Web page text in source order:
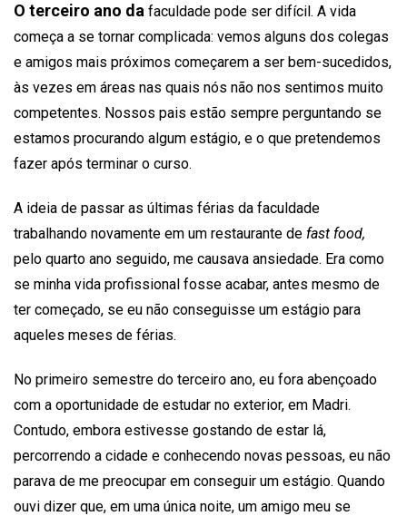
O terceiro ano da faculdade pode ser difícil. A vida
começa a se tornar complicada: vemos alguns dos colegas
e amigos mais próximos começarem a ser bem-sucedidos,
às vezes em áreas nas quais nós não nos sentimos muito
competentes. Nossos pais estão sempre perguntando se
estamos procurando algum estágio, e o que pretendemos
fazer após terminar o curso.
A ideia de passar as últimas férias da faculdade
trabalhando novamente em um restaurante de fast food,
pelo quarto ano seguido, me causava ansiedade. Era como
se minha vida profissional fosse acabar, antes mesmo de
ter começado, se eu não conseguisse um estágio para
aqueles meses de férias.
No primeiro semestre do terceiro ano, eu fora abençoado
com a oportunidade de estudar no exterior, em Madri.
Contudo, embora estivesse gostando de estar lá,
percorrendo a cidade e conhecendo novas pessoas, eu não
parava de me preocupar em conseguir um estágio. Quando
ouvi dizer que, em uma única noite, um amigo meu se